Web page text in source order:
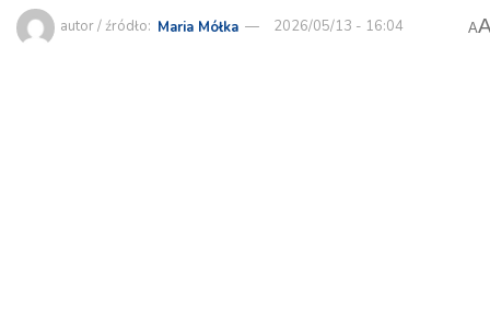
autor / źródło: Maria Mółka 2026/05/13 - 16:04 A